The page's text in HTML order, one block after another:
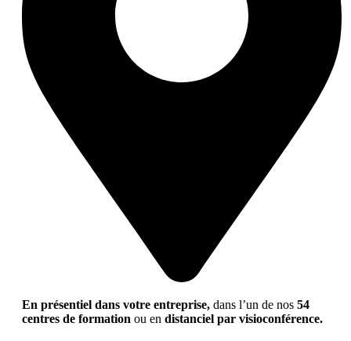
En présentiel dans votre entreprise, dans l’un de nos 54
centres de formation ou en distanciel par visioconférence.